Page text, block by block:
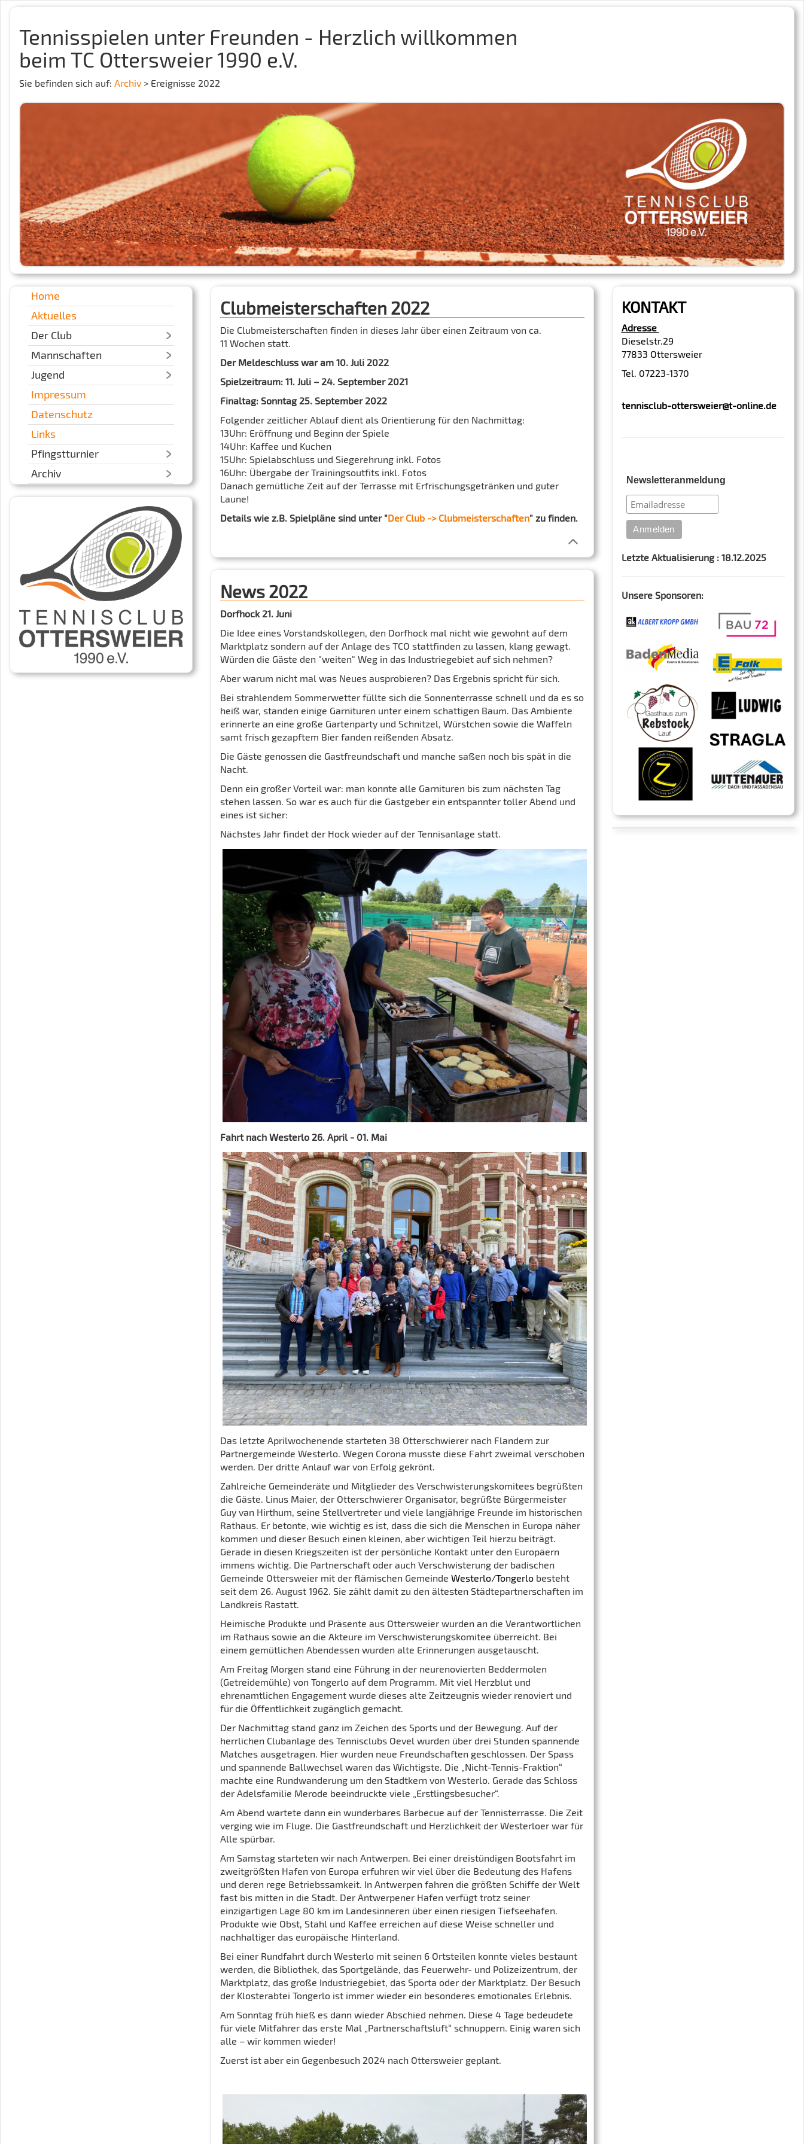
Tennisspielen unter Freunden - Herzlich willkommen
beim TC Ottersweier 1990 e.V.
Sie befinden sich auf: Archiv > Ereignisse 2022
Home
Aktuelles
Der Club
Mannschaften
Jugend
Impressum
Datenschutz
Links
Pfingstturnier
Archiv
Clubmeisterschaften 2022
Die Clubmeisterschaften finden in dieses Jahr über einen Zeitraum von ca.
11 Wochen statt.
Der Meldeschluss war am 10. Juli 2022
Spielzeitraum: 11. Juli – 24. September 2021
Finaltag: Sonntag 25. September 2022
Folgender zeitlicher Ablauf dient als Orientierung für den Nachmittag:
13Uhr: Eröffnung und Beginn der Spiele
14Uhr: Kaffee und Kuchen
15Uhr: Spielabschluss und Siegerehrung inkl. Fotos
16Uhr: Übergabe der Trainingsoutfits inkl. Fotos
Danach gemütliche Zeit auf der Terrasse mit Erfrischungsgetränken und guter
Laune!
Details wie z.B. Spielpläne sind unter "Der Club -> Clubmeisterschaften" zu finden.
News 2022
Dorfhock 21. Juni
Die Idee eines Vorstandskollegen, den Dorfhock mal nicht wie gewohnt auf dem
Marktplatz sondern auf der Anlage des TCO stattfinden zu lassen, klang gewagt.
Würden die Gäste den "weiten" Weg in das Industriegebiet auf sich nehmen?
Aber warum nicht mal was Neues ausprobieren? Das Ergebnis spricht für sich.
Bei strahlendem Sommerwetter füllte sich die Sonnenterrasse schnell und da es so
heiß war, standen einige Garnituren unter einem schattigen Baum. Das Ambiente
erinnerte an eine große Gartenparty und Schnitzel, Würstchen sowie die Waffeln
samt frisch gezapftem Bier fanden reißenden Absatz.
Die Gäste genossen die Gastfreundschaft und manche saßen noch bis spät in die
Nacht.
Denn ein großer Vorteil war: man konnte alle Garnituren bis zum nächsten Tag
stehen lassen. So war es auch für die Gastgeber ein entspannter toller Abend und
eines ist sicher:
Nächstes Jahr findet der Hock wieder auf der Tennisanlage statt.
Fahrt nach Westerlo 26. April - 01. Mai
Das letzte Aprilwochenende starteten 38 Otterschwierer nach Flandern zur
Partnergemeinde Westerlo. Wegen Corona musste diese Fahrt zweimal verschoben
werden. Der dritte Anlauf war von Erfolg gekrönt.
Zahlreiche Gemeinderäte und Mitglieder des Verschwisterungskomitees begrüßten
die Gäste. Linus Maier, der Otterschwierer Organisator, begrüßte Bürgermeister
Guy van Hirthum, seine Stellvertreter und viele langjährige Freunde im historischen
Rathaus. Er betonte, wie wichtig es ist, dass die sich die Menschen in Europa näher
kommen und dieser Besuch einen kleinen, aber wichtigen Teil hierzu beiträgt.
Gerade in diesen Kriegszeiten ist der persönliche Kontakt unter den Europäern
immens wichtig. Die Partnerschaft oder auch Verschwisterung der badischen
Gemeinde Ottersweier mit der flämischen Gemeinde Westerlo/Tongerlobesteht
seit dem 26. August 1962. Sie zählt damit zu den ältesten Städtepartnerschaften im
Landkreis Rastatt.
Heimische Produkte und Präsente aus Ottersweier wurden an die Verantwortlichen
im Rathaus sowie an die Akteure im Verschwisterungskomitee überreicht. Bei
einem gemütlichen Abendessen wurden alte Erinnerungen ausgetauscht.
Am Freitag Morgen stand eine Führung in der neurenovierten Beddermolen
(Getreidemühle) von Tongerlo auf dem Programm. Mit viel Herzblut und
ehrenamtlichen Engagement wurde dieses alte Zeitzeugnis wieder renoviert und
für die Öffentlichkeit zugänglich gemacht.
Der Nachmittag stand ganz im Zeichen des Sports und der Bewegung. Auf der
herrlichen Clubanlage des Tennisclubs Oevel wurden über drei Stunden spannende
Matches ausgetragen. Hier wurden neue Freundschaften geschlossen. Der Spass
und spannende Ballwechsel waren das Wichtigste. Die „Nicht-Tennis-Fraktion“
machte eine Rundwanderung um den Stadtkern von Westerlo. Gerade das Schloss
der Adelsfamilie Merode beeindruckte viele „Erstlingsbesucher“.
Am Abend wartete dann ein wunderbares Barbecue auf der Tennisterrasse. Die Zeit
verging wie im Fluge. Die Gastfreundschaft und Herzlichkeit der Westerloer war für
Alle spürbar.
Am Samstag starteten wir nach Antwerpen. Bei einer dreistündigen Bootsfahrt im
zweitgrößten Hafen von Europa erfuhren wir viel über die Bedeutung des Hafens
und deren rege Betriebssamkeit. In Antwerpen fahren die größten Schiffe der Welt
fast bis mitten in die Stadt. Der Antwerpener Hafen verfügt trotz seiner
einzigartigen Lage 80 km im Landesinneren über einen riesigen Tiefseehafen.
Produkte wie Obst, Stahl und Kaffee erreichen auf diese Weise schneller und
nachhaltiger das europäische Hinterland.
Bei einer Rundfahrt durch Westerlo mit seinen 6 Ortsteilen konnte vieles bestaunt
werden, die Bibliothek, das Sportgelände, das Feuerwehr- und Polizeizentrum, der
Marktplatz, das große Industriegebiet, das Sporta oder der Marktplatz. Der Besuch
der Klosterabtei Tongerlo ist immer wieder ein besonderes emotionales Erlebnis.
Am Sonntag früh hieß es dann wieder Abschied nehmen. Diese 4 Tage bedeudete
für viele Mitfahrer das erste Mal „Partnerschaftsluft“ schnuppern. Einig waren sich
alle – wir kommen wieder!
Zuerst ist aber ein Gegenbesuch 2024 nach Ottersweier geplant.
KONTAKT
Adresse
Dieselstr.29
77833 Ottersweier
Tel. 07223-1370
tennisclub-ottersweier@t-online.de
Newsletteranmeldung
Letzte Aktualisierung : 18.12.2025
Unsere Sponsoren: